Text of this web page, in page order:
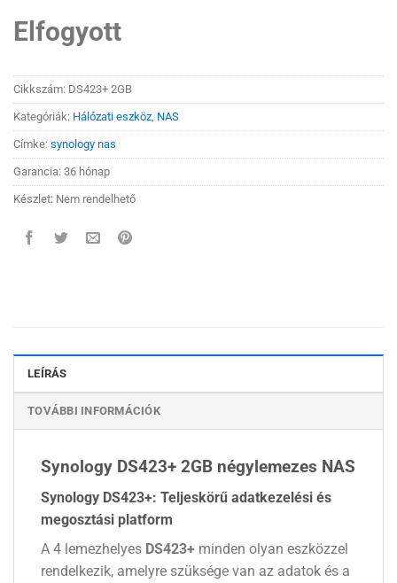
Elfogyott
Cikkszám: DS423+ 2GB
Kategóriák: Hálózati eszköz, NAS
Címke: synology nas
Garancia: 36 hónap
Készlet: Nem rendelhető
LEÍRÁS
TOVÁBBI INFORMÁCIÓK
Synology DS423+ 2GB négylemezes NAS
Synology DS423+: Teljeskörű adatkezelési és
megosztási platform
A 4 lemezhelyes DS423+ minden olyan eszközzel
rendelkezik, amelyre szüksége van az adatok és a